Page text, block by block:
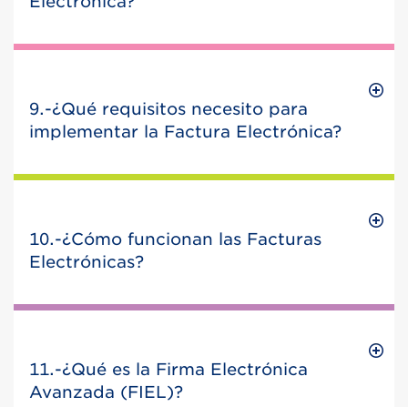
9.-¿Qué requisitos necesito para
implementar la Factura Electrónica?
10.-¿Cómo funcionan las Facturas
Electrónicas?
11.-¿Qué es la Firma Electrónica
Avanzada (FIEL)?